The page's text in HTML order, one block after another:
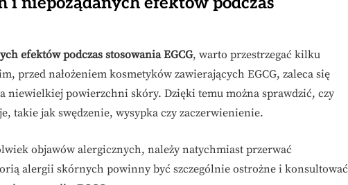
efektów podczas stosowania EGCG, warto przestrzegać kilku
przed nałożeniem kosmetyków zawierających EGCG, zaleca się
niewielkiej powierzchni skóry. Dzięki temu można sprawdzić, czy
takie jak swędzenie, wysypka czy zaczerwienienie.
objawów alergicznych, należy natychmiast przerwać
alergii skórnych powinny być szczególnie ostrożne i konsultować